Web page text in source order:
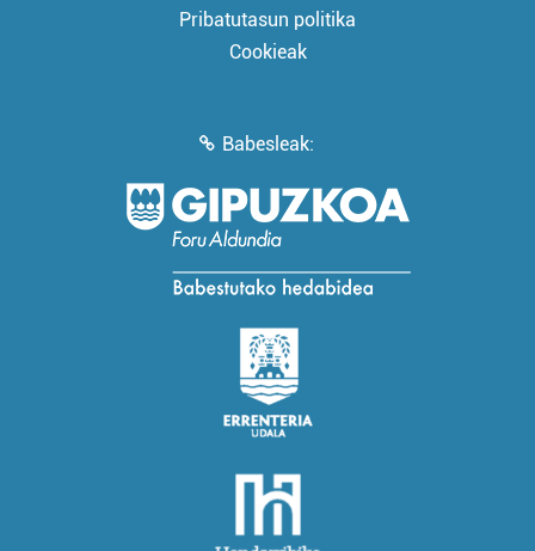
Pribatutasun politika
Cookieak
Babesleak: